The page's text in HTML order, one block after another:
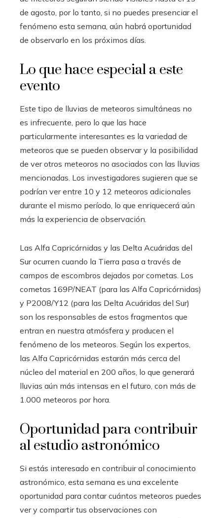
de agosto, por lo tanto, si no puedes presenciar el
fenómeno esta semana, aún habrá oportunidad
de observarlo en los próximos días.
Lo que hace especial a este
evento
Este tipo de lluvias de meteoros simultáneas no
es infrecuente, pero lo que las hace
particularmente interesantes es la variedad de
meteoros que se pueden observar y la posibilidad
de ver otros meteoros no asociados con las lluvias
mencionadas. Los investigadores sugieren que se
podrían ver entre 10 y 12 meteoros adicionales
durante el mismo período, lo que enriquecerá aún
más la experiencia de observación.
Las Alfa Capricórnidas y las Delta Acuáridas del
Sur ocurren cuando la Tierra pasa a través de
campos de escombros dejados por cometas. Los
cometas 169P/NEAT (para las Alfa Capricórnidas)
y P2008/Y12 (para las Delta Acuáridas del Sur)
son los responsables de estos fragmentos que
entran en nuestra atmósfera y producen el
fenómeno de los meteoros. Según los expertos,
las Alfa Capricórnidas estarán más cerca del
núcleo del material en 200 años, lo que generará
lluvias aún más intensas en el futuro, con más de
1.000 meteoros por hora.
Oportunidad para contribuir
al estudio astronómico
Si estás interesado en contribuir al conocimiento
astronómico, esta semana es una excelente
oportunidad para contar cuántos meteoros puedes
ver y compartir tus observaciones con